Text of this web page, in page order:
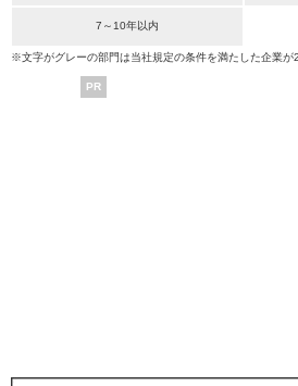
7～10年以内
※文字がグレーの部門は当社規定の条件を満たした企業が
PR